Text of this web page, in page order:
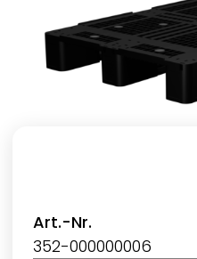
Art.-Nr.
352-000000006